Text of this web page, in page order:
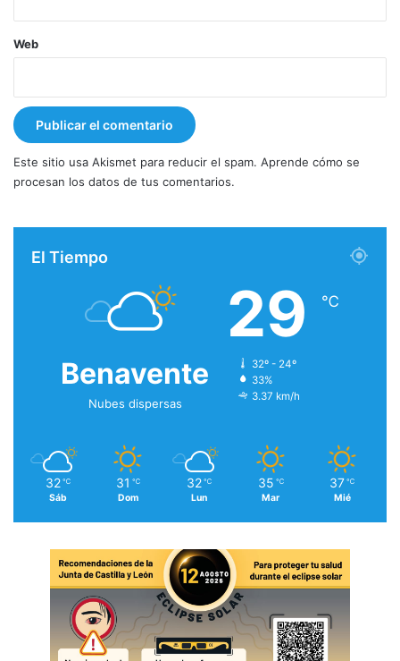
Web
Este sitio usa Akismet para reducir el spam. Aprende cómo se
procesan los datos de tus comentarios.
El Tiempo
Benavente
Nubes dispersas
29 ℃
32º - 24º
33%
3.37 km/h
32 ℃
Sáb
31 ℃
Dom
32 ℃
Lun
35 ℃
Mar
37 ℃
Mié